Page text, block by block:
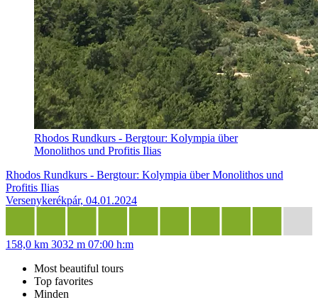
Rhodos Rundkurs - Bergtour: Kolympia über
Monolithos und Profitis Ilias
Rhodos Rundkurs - Bergtour: Kolympia über Monolithos und
Profitis Ilias
Versenykerékpár, 04.01.2024
158,0 km 3032 m 07:00 h:m
Most beautiful tours
Top favorites
Minden